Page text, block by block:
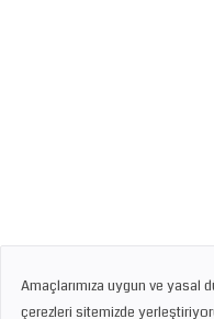
Amaçlarımıza uygun ve yasal
çerezleri sitemizde